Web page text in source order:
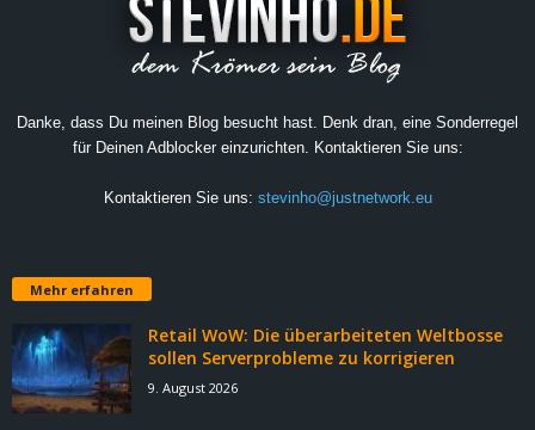
Danke, dass Du meinen Blog besucht hast. Denk dran, eine Sonderregel
für Deinen Adblocker einzurichten. Kontaktieren Sie uns:
Kontaktieren Sie uns: stevinho@justnetwork.eu
Mehr erfahren
Retail WoW: Die überarbeiteten Weltbosse
sollen Serverprobleme zu korrigieren
9. August 2026